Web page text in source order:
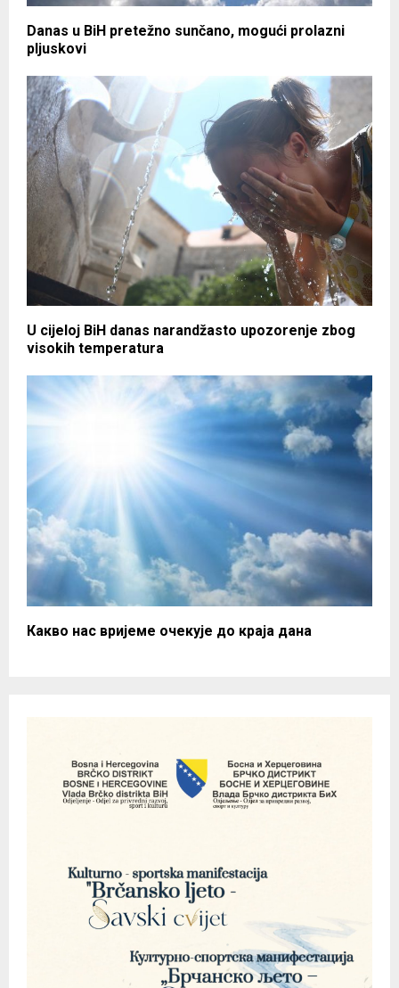
Danas u BiH pretežno sunčano, mogući prolazni
pljuskovi
U cijeloj BiH danas narandžasto upozorenje zbog
visokih temperatura
Какво нас вријеме очекује до краја дана